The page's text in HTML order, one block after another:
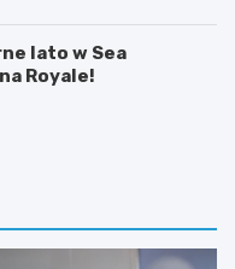
lato w Sea
Royale!